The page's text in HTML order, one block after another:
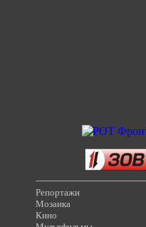
Репортажи
Мозаика
Кино